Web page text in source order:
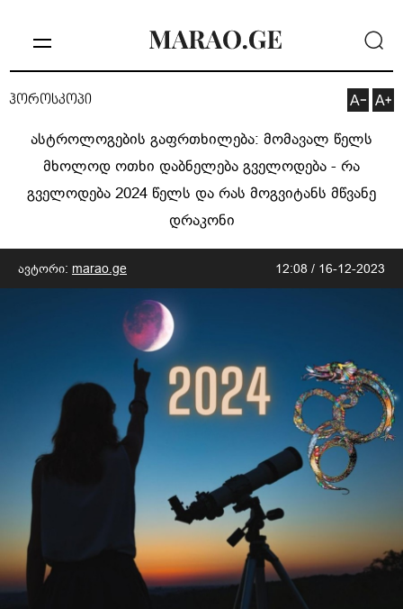
ჰოროსკოპი
ასტროლოგების გაფრთხილება: მომავალ წელს
მხოლოდ ოთხი დაბნელება გველოდება - რა
გველოდება 2024 წელს და რას მოგვიტანს მწვანე
დრაკონი
ავტორი: marao.ge 12:08 / 16-12-2023